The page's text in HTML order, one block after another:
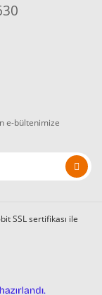
e-bültenimize
SSL sertifikası ile